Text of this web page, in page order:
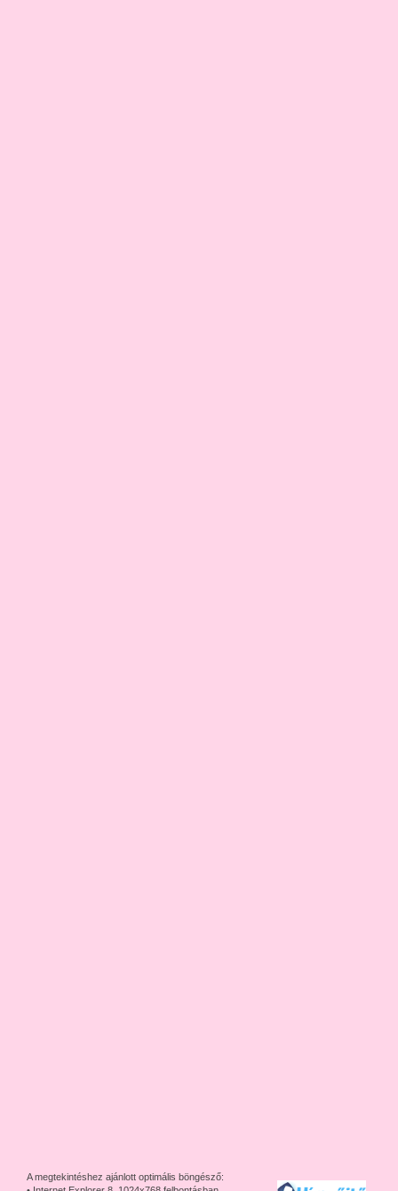
A megtekintéshez ajánlott optimális böngésző: